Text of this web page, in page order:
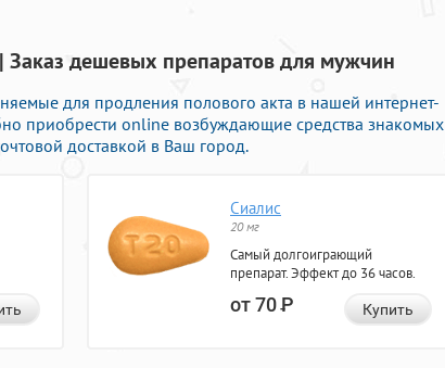
дешевых препаратов для мужчин
для продления полового акта в нашей интернет-
приобрести online возбуждающие средства знакомых
доставкой в Ваш город.
Сиалис
20 мг
Самый долгоиграющий
препарат. Эффект до 36 часов.
от 70Р Купить